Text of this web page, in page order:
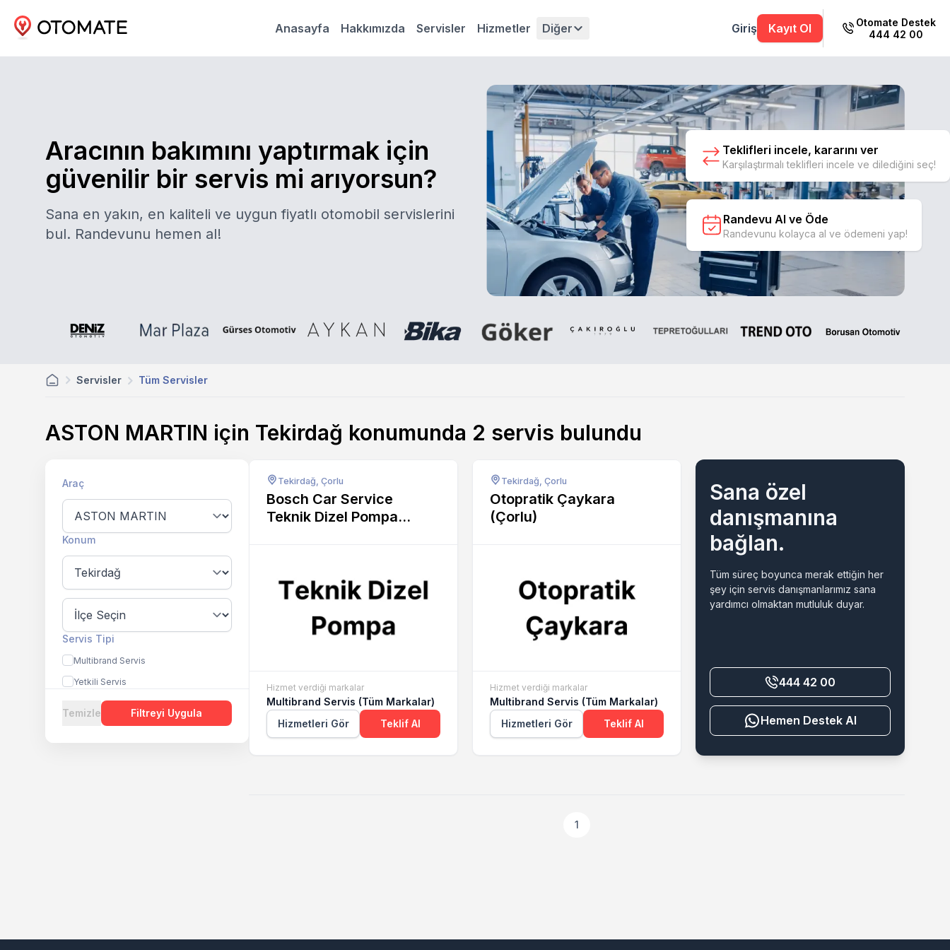
Anasayfa Hakkımızda Servisler Hizmetler Diğer Giriş Kayıt Ol
Otomate Destek
444 42 00
Aracının bakımını yaptırmak için
güvenilir bir servis mi arıyorsun?
Sana en yakın, en kaliteli ve uygun fiyatlı otomobil servislerini
bul. Randevunu hemen al!
Teklifleri incele, kararını ver
Karşılaştırmalı teklifleri incele ve dilediğini seç!
Randevu Al ve Öde
Randevunu kolayca al ve ödemeni yap!
Servisler Tüm Servisler
ASTON MARTIN için Tekirdağ konumunda 2 servis bulundu
Araç
Konum
Servis Tipi
Multibrand Servis
Yetkili Servis
Temizle Filtreyi Uygula
Tekirdağ, Çorlu
Bosch Car Service
Teknik Dizel Pompa
Hizmet verdiği markalar
Multibrand Servis (Tüm Markalar)
Hizmetleri Gör
Teklif Al
Tekirdağ, Çorlu
Otopratik Çaykara
(Çorlu)
Hizmet verdiği markalar
Multibrand Servis (Tüm Markalar)
Hizmetleri Gör
Teklif Al
Sana özel
danışmanına
bağlan.
Tüm süreç boyunca merak ettiğin her
şey için servis danışmanlarımız sana
yardımcı olmaktan mutluluk duyar.
444 42 00
Destek Al
1